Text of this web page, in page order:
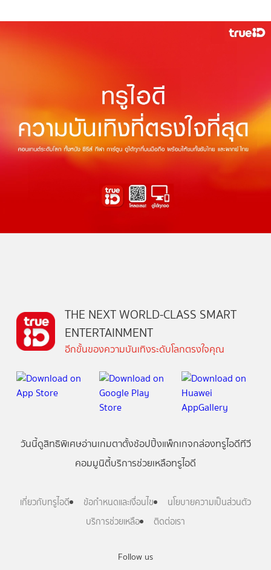
Follow us
THE NEXT WORLD-CLASS SMART
ENTERTAINMENT
อีกขั้นของความบันเทิงระดับโลกตรงใจคุณ
วันนี้ดูสิทธิพิเศษอ่านเกมตาตั้งช้อปปิ้งแพ็กเกจกล่องทรูไอดีทีวี
คอมมูนิตี้บริการช่วยเหลือทรูไอดี
เกี่ยวกับทรูไอดี ข้อกำหนดและเงื่อนไข
นโยบายความเป็นส่วนตัว
บริการช่วยเหลือ
ติดต่อเรา